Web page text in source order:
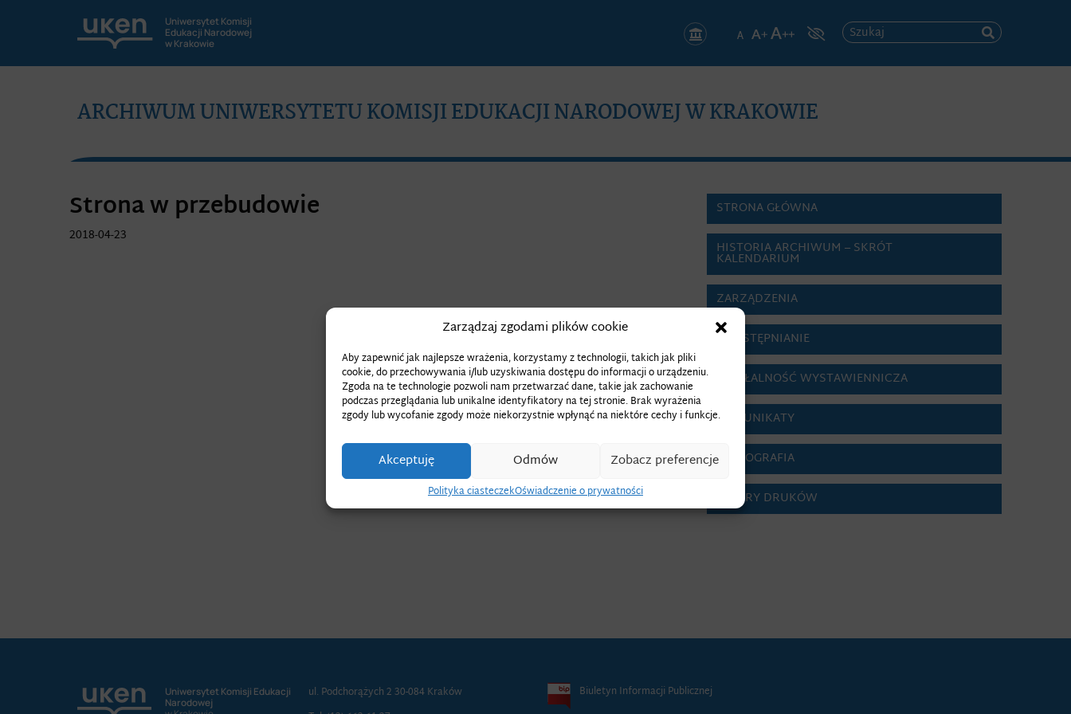
Zarządzaj zgodami plików cookie
Aby zapewnić jak najlepsze wrażenia, korzystamy z technologii, takich jak pliki
cookie, do przechowywania i/lub uzyskiwania dostępu do informacji o urządzeniu.
Zgoda na te technologie pozwoli nam przetwarzać dane, takie jak zachowanie
podczas przeglądania lub unikalne identyfikatory na tej stronie. Brak wyrażenia
zgody lub wycofanie zgody może niekorzystnie wpłynąć na niektóre cechy i funkcje.
Akceptuję Odmów Zobacz preferencje
Polityka ciasteczekOświadczenie o prywatności
Uniwersytet Komisji
Edukacji Narodowej
w Krakowie
Szukaj
ARCHIWUM UNIWERSYTETU KOMISJI EDUKACJI NARODOWEJ W KRAKOWIE
Strona w przebudowie
2018-04-23
STRONA GŁÓWNA
HISTORIA ARCHIWUM – SKRÓT
KALENDARIUM
ZARZĄDZENIA
UDOSTĘPNIANIE
DZIAŁALNOŚĆ WYSTAWIENNICZA
KOMUNIKATY
BIBLIOGRAFIA
WZORY DRUKÓW
Uniwersytet Komisji Edukacji
Narodowej
ul. Podchorążych 2 30-084 Kraków
Biuletyn Informacji Publicznej